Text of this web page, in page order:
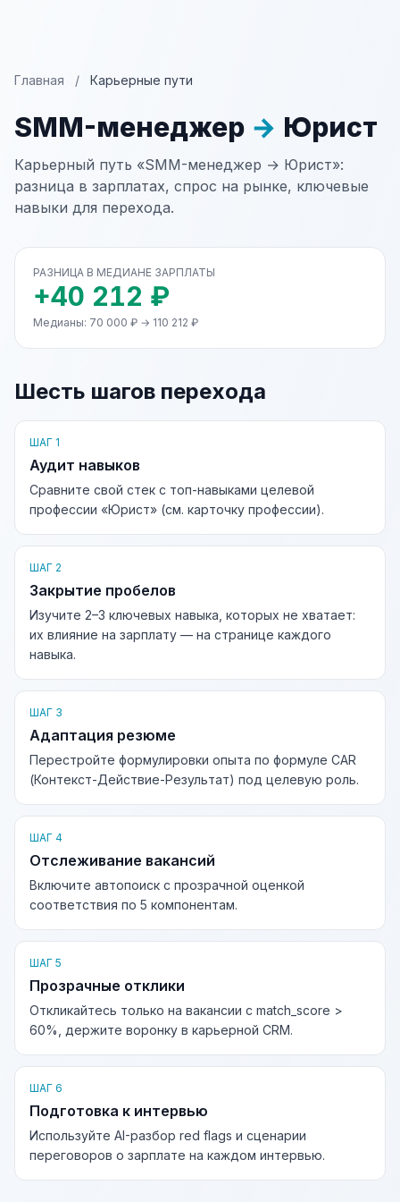
Главная / Карьерные пути
SMM-менеджер → Юрист
Карьерный путь «SMM-менеджер → Юрист»:
разница в зарплатах, спрос на рынке, ключевые
навыки для перехода.
РАЗНИЦА В МЕДИАНЕ ЗАРПЛАТЫ
+40 212 ₽
Медианы: 70 000 ₽ → 110 212 ₽
Шесть шагов перехода
ШАГ 1
Аудит навыков
Сравните свой стек с топ-навыками целевой
профессии «Юрист» (см. карточку профессии).
ШАГ 2
Закрытие пробелов
Изучите 2–3 ключевых навыка, которых не хватает:
их влияние на зарплату — на странице каждого
навыка.
ШАГ 3
Адаптация резюме
Перестройте формулировки опыта по формуле CAR
(Контекст-Действие-Результат) под целевую роль.
ШАГ 4
Отслеживание вакансий
Включите автопоиск с прозрачной оценкой
соответствия по 5 компонентам.
ШАГ 5
Прозрачные отклики
Откликайтесь только на вакансии с match_score >
60%, держите воронку в карьерной CRM.
ШАГ 6
Подготовка к интервью
Используйте AI-разбор red flags и сценарии
переговоров о зарплате на каждом интервью.